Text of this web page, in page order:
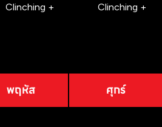
Clinching +
Clinching +
พฤหัส ศุกร์